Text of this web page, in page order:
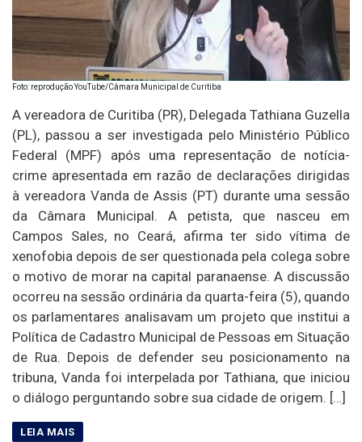
Foto: reprodução YouTube/Câmara Municipal de Curitiba
A vereadora de Curitiba (PR), Delegada Tathiana Guzella
(PL), passou a ser investigada pelo Ministério Público
Federal (MPF) após uma representação de notícia-
crime apresentada em razão de declarações dirigidas
à vereadora Vanda de Assis (PT) durante uma sessão
da Câmara Municipal. A petista, que nasceu em
Campos Sales, no Ceará, afirma ter sido vítima de
xenofobia depois de ser questionada pela colega sobre
o motivo de morar na capital paranaense. A discussão
ocorreu na sessão ordinária da quarta-feira (5), quando
os parlamentares analisavam um projeto que institui a
Política de Cadastro Municipal de Pessoas em Situação
de Rua. Depois de defender seu posicionamento na
tribuna, Vanda foi interpelada por Tathiana, que iniciou
o diálogo perguntando sobre sua cidade de origem. […]